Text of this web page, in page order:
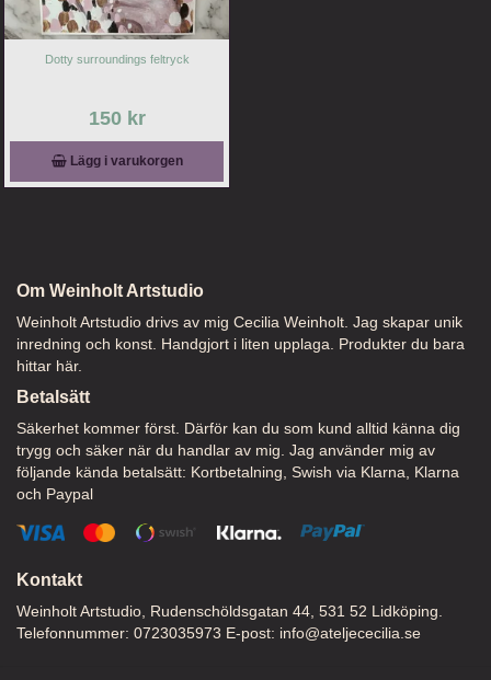
Dotty surroundings feltryck
150 kr
Lägg i varukorgen
Om Weinholt Artstudio
Weinholt Artstudio drivs av mig Cecilia Weinholt. Jag skapar unik
inredning och konst. Handgjort i liten upplaga. Produkter du bara
hittar här.
Betalsätt
Säkerhet kommer först. Därför kan du som kund alltid känna dig
trygg och säker när du handlar av mig. Jag använder mig av
följande kända betalsätt: Kortbetalning, Swish via Klarna, Klarna
och Paypal
Kontakt
Weinholt Artstudio, Rudenschöldsgatan 44, 531 52 Lidköping.
Telefonnummer: 0723035973 E-post: info@ateljececilia.se